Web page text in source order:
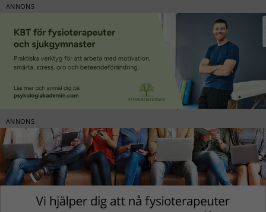
ANNONS
ANNONS